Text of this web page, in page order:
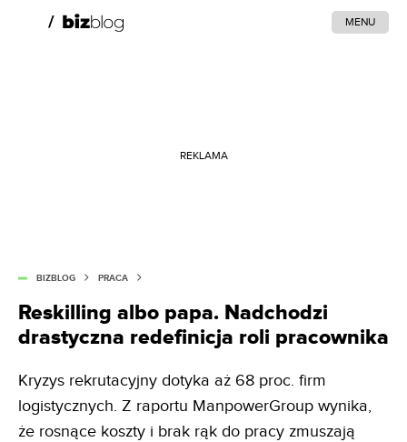
MENU
REKLAMA
BIZBLOG PRACA
Reskilling albo papa. Nadchodzi
drastyczna redefinicja roli pracownika
Kryzys rekrutacyjny dotyka aż 68 proc. firm
logistycznych. Z raportu ManpowerGroup wynika,
że rosnące koszty i brak rąk do pracy zmuszają